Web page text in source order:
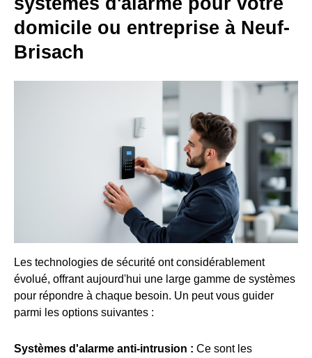
domicile ou entreprise à Neuf-
Brisach
Les technologies de sécurité ont considérablement
évolué, offrant aujourd'hui une large gamme de systèmes
pour répondre à chaque besoin. Un peut vous guider
parmi les options suivantes :
Systèmes d'alarme anti-intrusion : Ce sont les